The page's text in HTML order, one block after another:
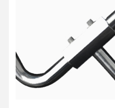
Нами
Блог